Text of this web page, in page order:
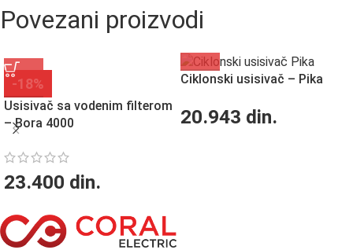
Povezani proizvodi
-18%
Usisivač sa vodenim filterom
– Bora 4000
23.400 din.
Ciklonski usisivač – Pika
20.943 din.